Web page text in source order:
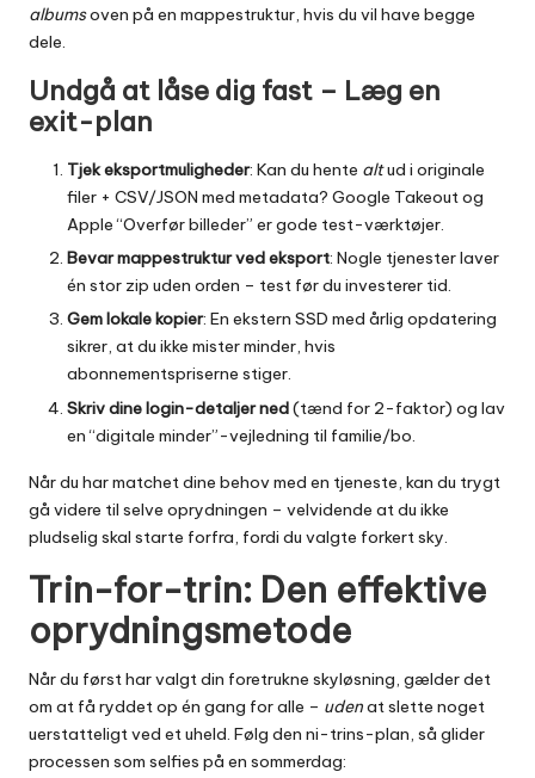
albumsoven på en mappe­struktur, hvis du vil have begge
dele.
Undgå at låse dig fast – Læg en
exit-plan
Tjek eksportmuligheder: Kan du hente altud i originale
filer + CSV/JSON med metadata? Google Takeout og
Apple “Overfør billeder” er gode test-værktøjer.
Bevar mappestruktur ved eksport: Nogle tjenester laver
én stor zip uden orden – test før du investerer tid.
Gem lokale kopier: En ekstern SSD med årlig opdatering
sikrer, at du ikke mister minder, hvis
abonnementspriserne stiger.
Skriv dine login-detaljer ned(tænd for 2-faktor) og lav
en “digitale minder”-vejledning til familie/bo.
Når du har matchet dine behov med en tjeneste, kan du trygt
gå videre til selve oprydningen – velvidende at du ikke
pludselig skal starte forfra, fordi du valgte forkert sky.
Trin-for-trin: Den effektive
oprydningsmetode
Når du først har valgt din foretrukne skyløsning, gælder det
om at få ryddet op én gang for alle – udenat slette noget
uerstatteligt ved et uheld. Følg den ni-trins-plan, så glider
processen som selfies på en sommerdag: